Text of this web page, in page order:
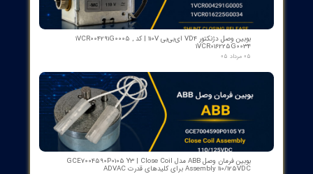
آیا متریال آموزشی یا مستندات فنی برای شروع کار وجود دارد؟
پاسخ: بله. مستندات فنی Emerson Automation Solutions شامل
توضیحات طراحی، پروتکل‌های ارتباطی، و دستورالعمل‌های پیاده‌سازی
برای DVC6200 در دسترس است. همچنین برای راهنمای سریع،
دستورالعمل‌های Quick Start در منابع مربوط به DVC6200 وجود دارد.